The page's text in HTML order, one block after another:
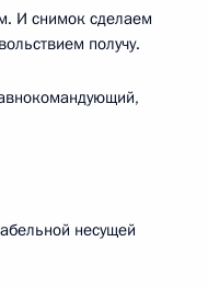
И снимок сделаем
получу.
несущей